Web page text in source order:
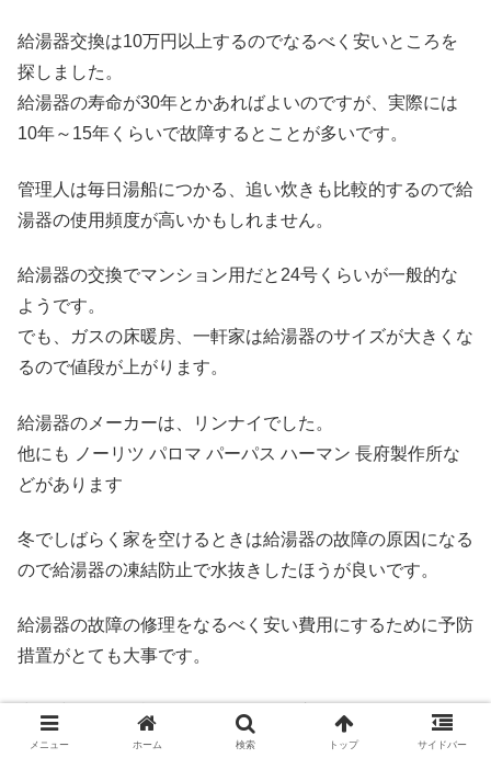
給湯器交換は10万円以上するのでなるべく安いところを
探しました。
給湯器の寿命が30年とかあればよいのですが、実際には
10年～15年くらいで故障するとことが多いです。
管理人は毎日湯船につかる、追い炊きも比較的するので給
湯器の使用頻度が高いかもしれません。
給湯器の交換でマンション用だと24号くらいが一般的な
ようです。
でも、ガスの床暖房、一軒家は給湯器のサイズが大きくな
るので値段が上がります。
給湯器のメーカーは、リンナイでした。
他にも ノーリツ パロマ パーパス ハーマン 長府製作所な
どがあります
冬でしばらく家を空けるときは給湯器の故障の原因になる
ので給湯器の凍結防止で水抜きしたほうが良いです。
給湯器の故障の修理をなるべく安い費用にするために予防
措置がとても大事です。
少し時間的に余裕があるなら給湯器交換でホームセンター
で下調べするのもおすすめです。
メニュー ホーム 検索 トップ サイドバー